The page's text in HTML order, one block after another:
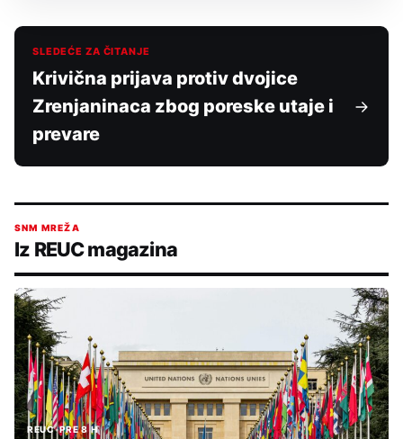
SLEDEĆE ZA ČITANJE
Krivična prijava protiv dvojice
Zrenjaninaca zbog poreske utaje i
prevare
SNM MREŽA
Iz REUC magazina
REUC•PRE 8 H